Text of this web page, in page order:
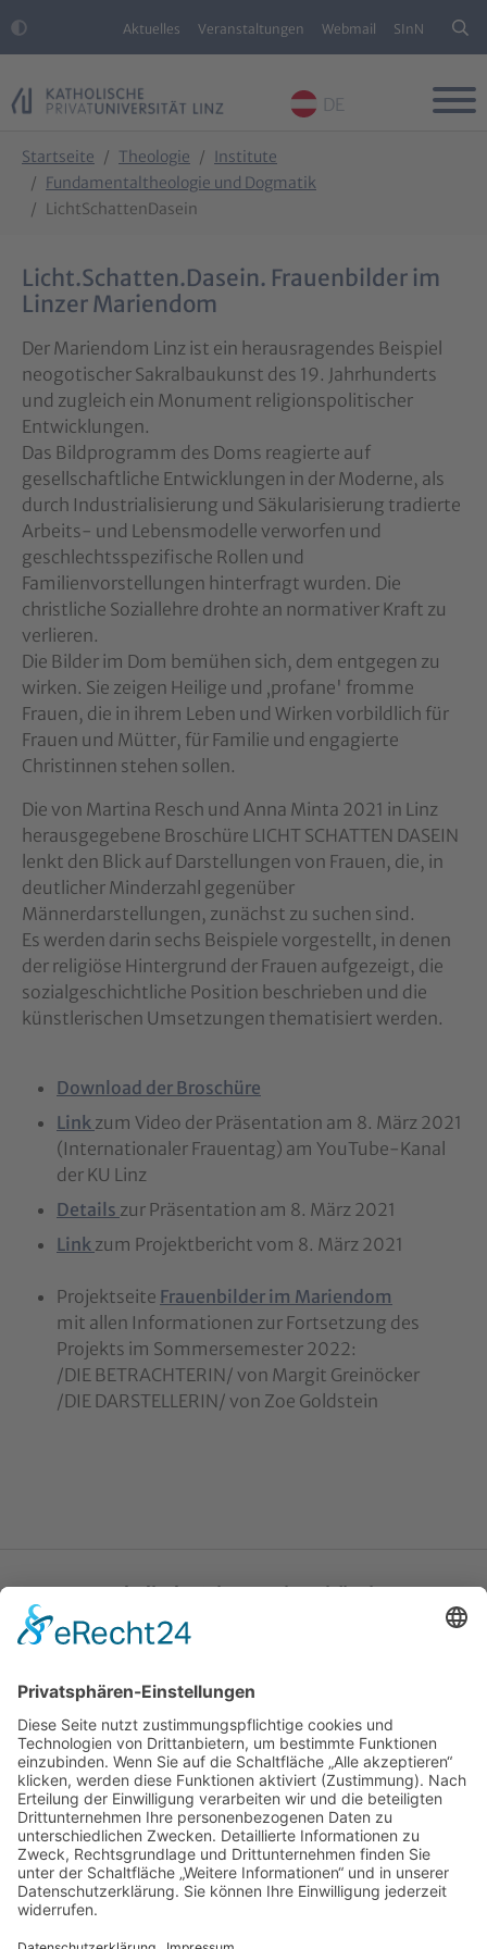
Aktuelles Veranstaltungen Webmail SInN
DE
Startseite Theologie
Institute
Fundamentaltheologie und Dogmatik
LichtSchattenDasein
Licht.Schatten.Dasein. Frauenbilder im
Linzer Mariendom
Der Mariendom Linz ist ein herausragendes Beispiel
neogotischer Sakralbaukunst des 19. Jahrhunderts
und zugleich ein Monument religionspolitischer
Entwicklungen.
Das Bildprogramm des Doms reagierte auf
gesellschaftliche Entwicklungen in der Moderne, als
durch Industrialisierung und Säkularisierung tradierte
Arbeits- und Lebensmodelle verworfen und
geschlechtsspezifische Rollen und
Familienvorstellungen hinterfragt wurden. Die
christliche Soziallehre drohte an normativer Kraft zu
verlieren.
Die Bilder im Dom bemühen sich, dem entgegen zu
wirken. Sie zeigen Heilige und ‚profane' fromme
Frauen, die in ihrem Leben und Wirken vorbildlich für
Frauen und Mütter, für Familie und engagierte
Christinnen stehen sollen.
Die von Martina Resch und Anna Minta 2021 in Linz
herausgegebene Broschüre LICHT SCHATTEN DASEIN
lenkt den Blick auf Darstellungen von Frauen, die, in
deutlicher Minderzahl gegenüber
Männerdarstellungen, zunächst zu suchen sind.
Es werden darin sechs Beispiele vorgestellt, in denen
der religiöse Hintergrund der Frauen aufgezeigt, die
sozialgeschichtliche Position beschrieben und die
künstlerischen Umsetzungen thematisiert werden.
Download der Broschüre
Link zum Video der Präsentation am 8. März 2021
(Internationaler Frauentag) am YouTube-Kanal
der KU Linz
Details zur Präsentation am 8. März 2021
Link zum Projektbericht vom 8. März 2021
Projektseite Frauenbilder im Mariendom
mit allen Informationen zur Fortsetzung des
Projekts im Sommersemester 2022:
/DIE BETRACHTERIN/ von Margit Greinöcker
/DIE DARSTELLERIN/ von Zoe Goldstein
Katholische Privat-Universität Linz
Bethlehemstraße 20
T:+43 732 / 784293
E:office[at]ku-linz.at